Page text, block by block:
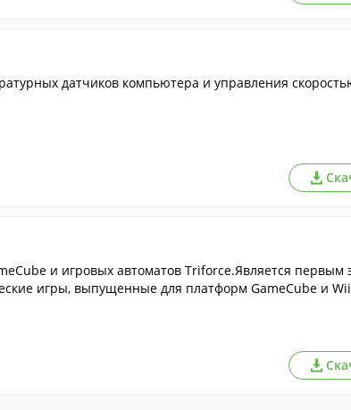
датчиков компьютера и управления
и игровых автоматов Triforce.Является первым
игры, выпущенные для платформ GameCube и